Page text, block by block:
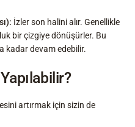
İzler son halini alır. Genellikle
bir çizgiye dönüşürler. Bu
kadar devam edebilir.
artırmak için sizin de